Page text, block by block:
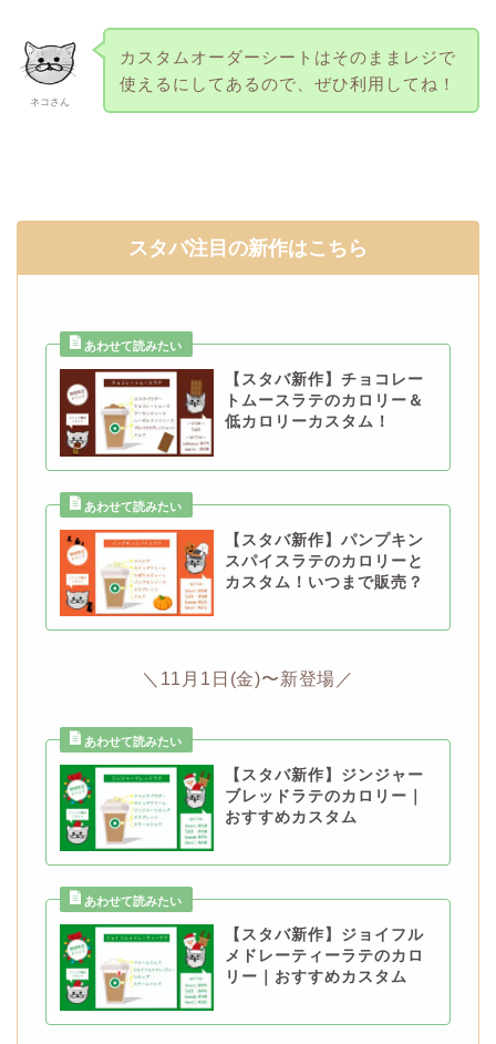
ネコさん
カスタムオーダーシートはそのままレジで
使えるにしてあるので、ぜひ利用してね！
スタバ注目の新作はこちら
【スタバ新作】チョコレー
トムースラテのカロリー＆
低カロリーカスタム！
【スタバ新作】パンプキン
スパイスラテのカロリーと
カスタム！いつまで販売？
＼11月1日(金)〜新登場／
【スタバ新作】ジンジャー
ブレッドラテのカロリー｜
おすすめカスタム
【スタバ新作】ジョイフル
メドレーティーラテのカロ
リー｜おすすめカスタム